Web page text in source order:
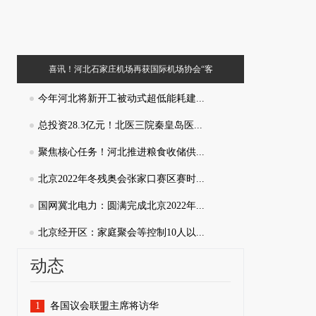
喜讯！河北石家庄机场再获国际机场协会“客
户之声”认证
今年河北将新开工被动式超低能耗建...
总投资28.3亿元！北医三院秦皇岛医...
聚焦核心任务！河北推进粮食收储供...
北京2022年冬残奥会张家口赛区赛时...
国网冀北电力：圆满完成北京2022年...
北京经开区：家庭聚会等控制10人以...
动态
1 各国议会联盟主席将访华